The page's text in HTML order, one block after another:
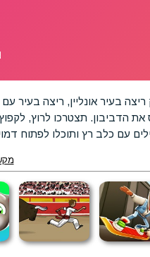
בעיר אונליין, ריצה בעיר עם
הדביבון. תצטרכו לרוץ,
עם כלב רץ ותוכלו לפתוח